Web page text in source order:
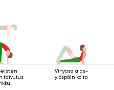
taivutus
Vinyasa alas-
ylöspäin koira